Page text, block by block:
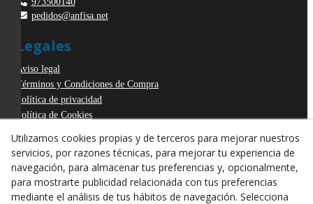
pedidos@anfisa.net
Legales
Aviso legal
Términos y Condiciones de Compra
Política de privacidad
Política de Cookies
Derecho de desistimiento
Utilizamos cookies propias y de terceros para mejorar nuestros
servicios, por razones técnicas, para mejorar tu experiencia de
navegación, para almacenar tus preferencias y, opcionalmente,
para mostrarte publicidad relacionada con tus preferencias
mediante el análisis de tus hábitos de navegación. Selecciona